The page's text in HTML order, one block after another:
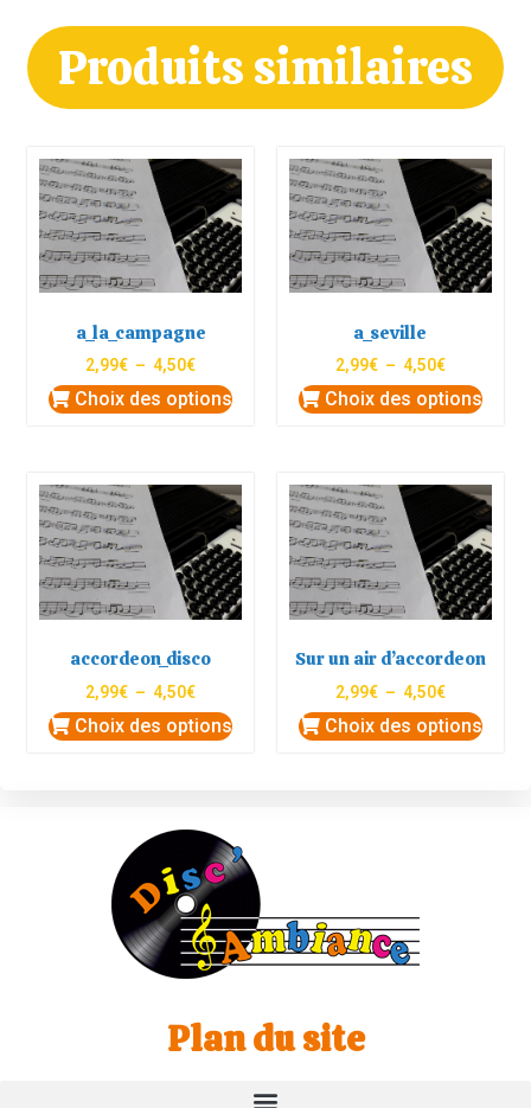
Produits similaires
a_la_campagne
2,99€ – 4,50€
Choix des options
a_seville
2,99€ – 4,50€
Choix des options
accordeon_disco
2,99€ – 4,50€
Choix des options
Sur un air d’accordeon
2,99€ – 4,50€
Choix des options
Plan du site